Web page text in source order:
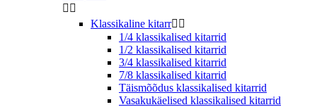
 
Klassikaline kitarr 
1/4 klassikalised kitarrid
1/2 klassikalised kitarrid
3/4 klassikalised kitarrid
7/8 klassikalised kitarrid
Täismõõdus klassikalised kitarrid
Vasakukäelised klassikalised kitarrid